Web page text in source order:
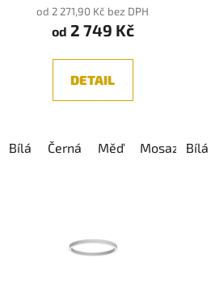
od 2 271,90 Kč bez DPH
od 2 749 Kč
DETAIL
Bílá Černá Měď Mosaz Bílá